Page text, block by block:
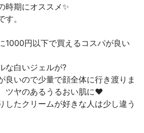
時期にオススメ✨
。
1000円以下で買えるコスパが良い
な白いジェルが?
良いので少量で顔全体に行き渡りま
ツヤのあるうるおい肌に❤️
したクリームが好きな人は少し違う